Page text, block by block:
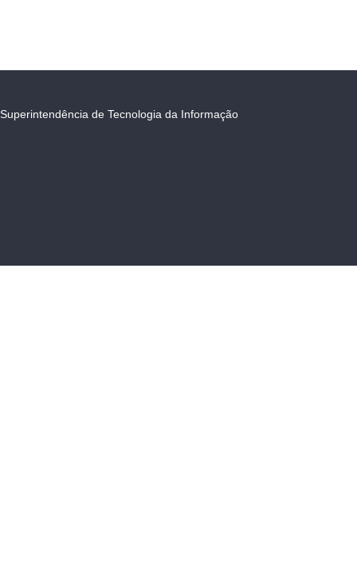
Superintendência de Tecnologia da Informação